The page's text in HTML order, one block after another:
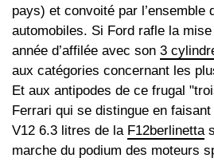
pays) et convoité par l’ensemble
automobiles. Si Ford rafle la
année d’affilée avec son 3
aux catégories concernant les
Et aux antipodes de ce frugal
Ferrari qui se distingue en
V12 6.3 litres de la F12berlinetta
marche du podium des moteurs